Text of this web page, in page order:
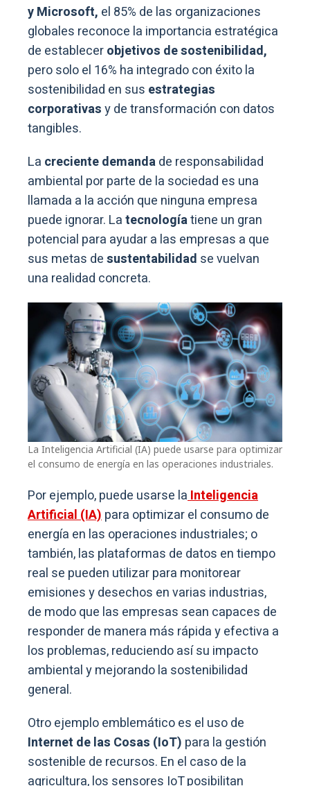
y Microsoft, el 85% de las organizaciones
globales reconoce la importancia estratégica
de establecerobjetivos de sostenibilidad,
pero solo el 16% ha integrado con éxito la
sostenibilidad en sus estrategias
corporativasy de transformación con datos
tangibles.
La creciente demandade responsabilidad
ambiental por parte de la sociedad es una
llamada a la acción que ninguna empresa
puede ignorar. Latecnologíatiene un gran
potencial para ayudar a las empresas a que
sus metas desustentabilidad se vuelvan
una realidad concreta.
La Inteligencia Artificial (IA) puede usarse para optimizar
el consumo de energía en las operaciones industriales.
Por ejemplo, puede usarse laInteligencia
Artificial (IA)para optimizar el consumo de
energía en las operaciones industriales; o
también, las plataformas de datos en tiempo
real se pueden utilizar para monitorear
emisiones y desechos en varias industrias,
de modo que las empresas sean capaces de
responder de manera más rápida y efectiva a
los problemas, reduciendo así su impacto
ambiental y mejorando la sostenibilidad
general.
Otro ejemplo emblemático es el uso de
Internet de las Cosas (IoT) para la gestión
sostenible de recursos. En el caso de la
agricultura, los sensores IoT posibilitan